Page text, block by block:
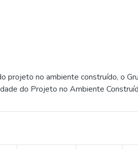
projeto no ambiente construído, o
do Projeto no Ambiente